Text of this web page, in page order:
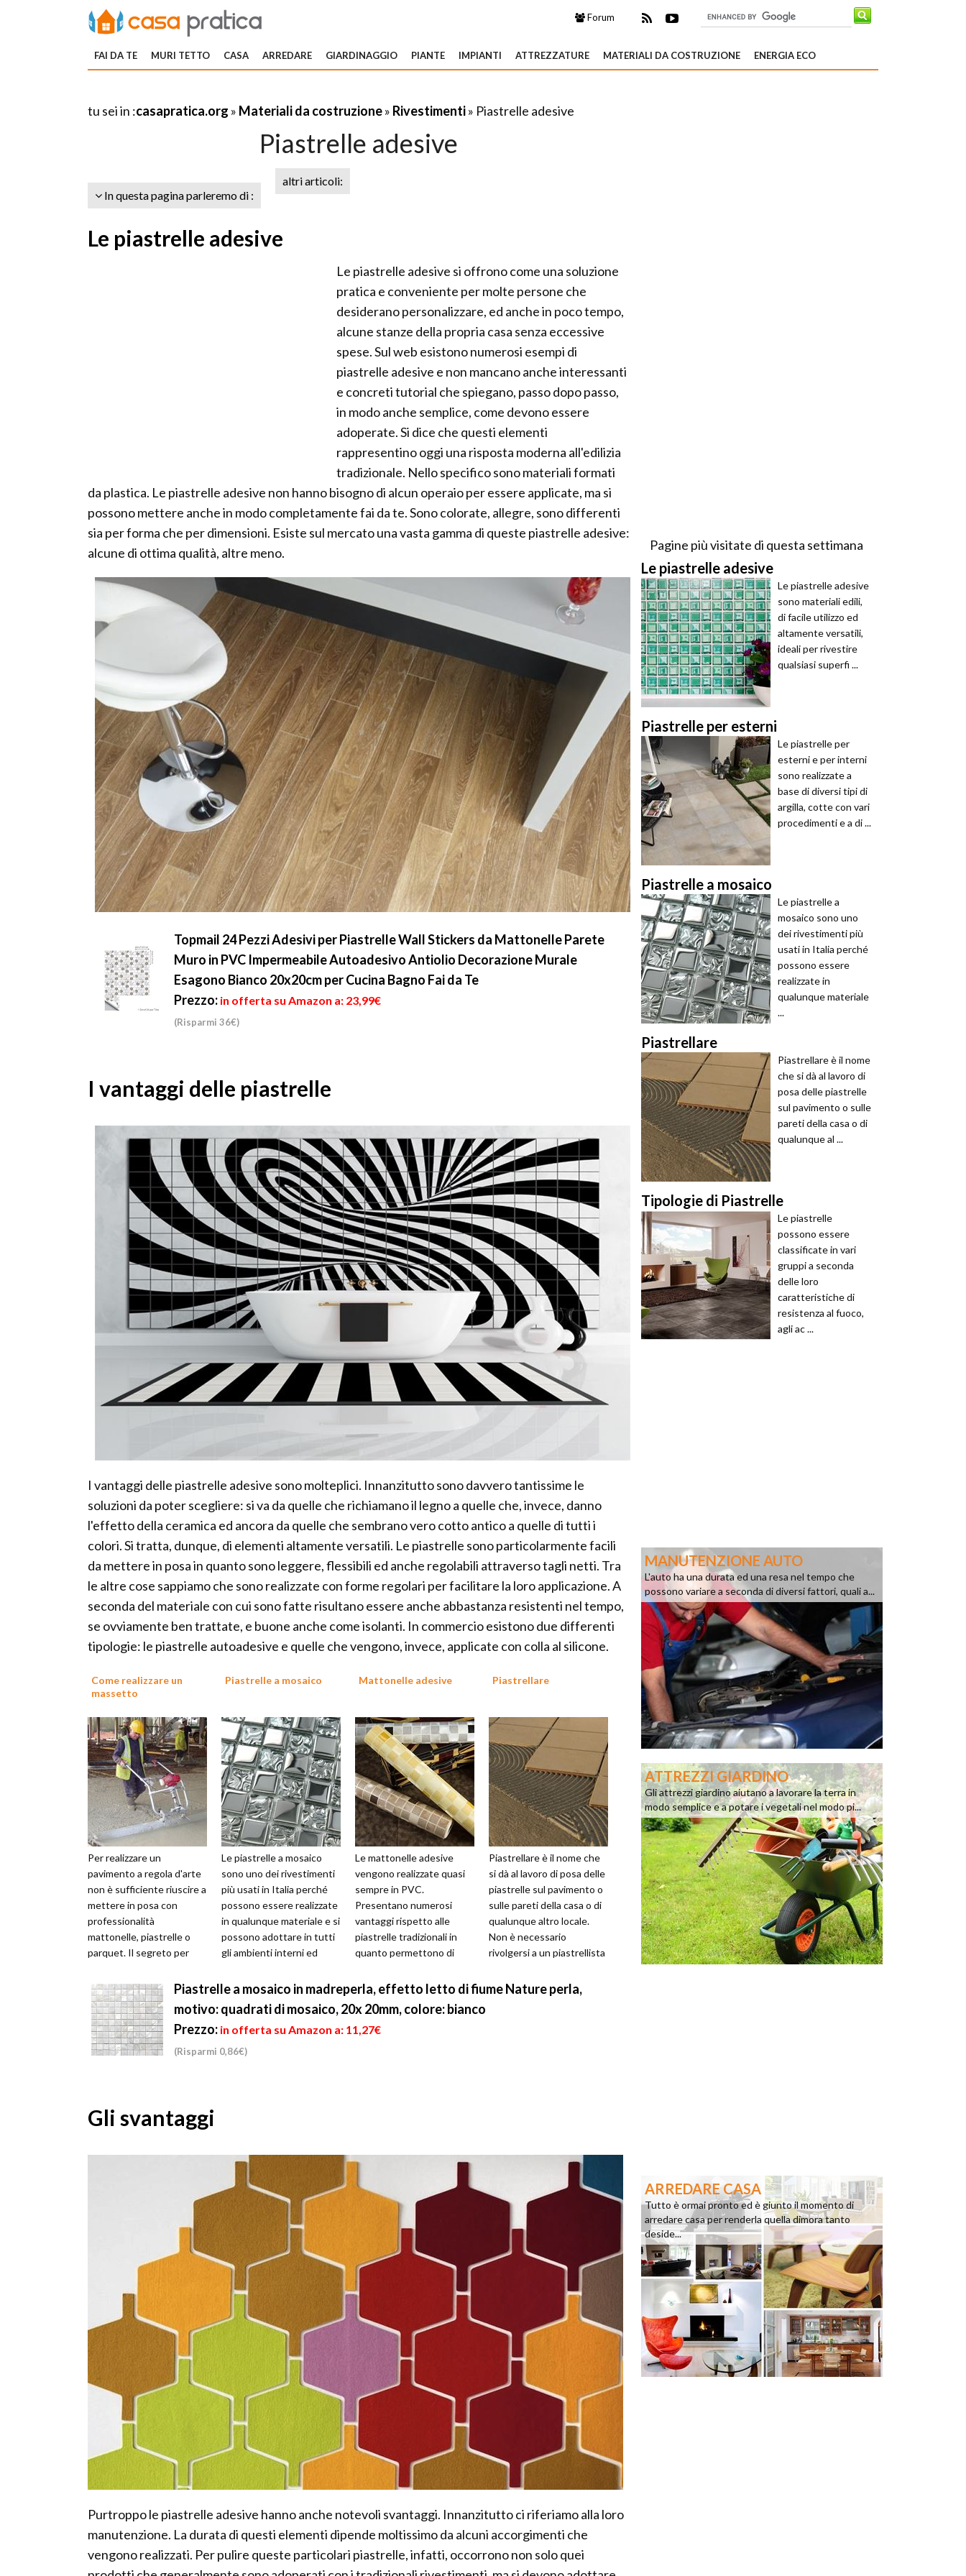
Forum
FAI DA TE MURI TETTO CASA ARREDARE GIARDINAGGIO PIANTE IMPIANTI ATTREZZATURE MATERIALI DA COSTRUZIONE ENERGIA ECO
tu sei in :casapratica.org » Materiali da costruzione» Rivestimenti» Piastrelle adesive
Piastrelle adesive
In questa pagina parleremo di :
altri articoli:
Le piastrelle adesive
Le piastrelle adesive si offrono come una soluzione
pratica e conveniente per molte persone che
desiderano personalizzare, ed anche in poco tempo,
alcune stanze della propria casa senza eccessive
spese. Sul web esistono numerosi esempi di
piastrelle adesive e non mancano anche interessanti
e concreti tutorial che spiegano, passo dopo passo,
in modo anche semplice, come devono essere
adoperate. Si dice che questi elementi
rappresentino oggi una risposta moderna all'edilizia
tradizionale. Nello specifico sono materiali formati
da plastica. Le piastrelle adesive non hanno bisogno di alcun operaio per essere applicate, ma si
possono mettere anche in modo completamente fai da te. Sono colorate, allegre, sono differenti
sia per forma che per dimensioni. Esiste sul mercato una vasta gamma di queste piastrelle adesive:
alcune di ottima qualità, altre meno.
Topmail 24 Pezzi Adesivi per Piastrelle Wall Stickers da Mattonelle Parete
Muro in PVC Impermeabile Autoadesivo Antiolio Decorazione Murale
Esagono Bianco 20x20cm per Cucina Bagno Fai da Te
Prezzo: in offerta su Amazon a: 23,99€
(Risparmi 36€)
I vantaggi delle piastrelle
I vantaggi delle piastrelle adesive sono molteplici. Innanzitutto sono davvero tantissime le
soluzioni da poter scegliere: si va da quelle che richiamano il legno a quelle che, invece, danno
l'effetto della ceramica ed ancora da quelle che sembrano vero cotto antico a quelle di tutti i
colori. Si tratta, dunque, di elementi altamente versatili. Le piastrelle sono particolarmente facili
da mettere in posa in quanto sono leggere, flessibili ed anche regolabili attraverso tagli netti. Tra
le altre cose sappiamo che sono realizzate con forme regolari per facilitare la loro applicazione. A
seconda del materiale con cui sono fatte risultano essere anche abbastanza resistenti nel tempo,
se ovviamente ben trattate, e buone anche come isolanti. In commercio esistono due differenti
tipologie: le piastrelle autoadesive e quelle che vengono, invece, applicate con colla al silicone.
Come realizzare un
massetto
Per realizzare un
pavimento a regola d'arte
non è sufficiente riuscire a
mettere in posa con
professionalità
mattonelle, piastrelle o
parquet. Il segreto per
uniforme e piano, già p...
Piastrelle a mosaico
Le piastrelle a mosaico
sono uno dei rivestimenti
più usati in Italia perché
possono essere realizzate
in qualunque materiale e si
possono adottare in tutti
gli ambienti interni ed
Mattonelle adesive
Le mattonelle adesive
vengono realizzate quasi
sempre in PVC.
Presentano numerosi
vantaggi rispetto alle
piastrelle tradizionali in
quanto permettono di
estremamente semplice
anche...
Piastrellare
Piastrellare è il nome che
si dà al lavoro di posa delle
piastrelle sul pavimento o
sulle pareti della casa o di
qualunque altro locale.
Non è necessario
rivolgersi a un piastrellista
Piastrelle a mosaico in madreperla, effetto letto di fiume Nature perla,
motivo: quadrati di mosaico, 20x 20mm, colore: bianco
Prezzo: in offerta su Amazon a: 11,27€
(Risparmi 0,86€)
Gli svantaggi
Purtroppo le piastrelle adesive hanno anche notevoli svantaggi. Innanzitutto ci riferiamo alla loro
manutenzione. La durata di questi elementi dipende moltissimo da alcuni accorgimenti che
vengono realizzati. Per pulire queste particolari piastrelle, infatti, occorrono non solo quei
Pagine più visitate di questa settimana
Le piastrelle adesive
Le piastrelle adesive
sono materiali edili,
di facile utilizzo ed
altamente versatili,
ideali per rivestire
qualsiasi superfi ...
Piastrelle per esterni
Le piastrelle per
esterni e per interni
sono realizzate a
base di diversi tipi di
argilla, cotte con vari
procedimenti e a di ...
Piastrelle a mosaico
Le piastrelle a
mosaico sono uno
dei rivestimenti più
usati in Italia perché
possono essere
realizzate in
qualunque materiale
...
Piastrellare
Piastrellare è il nome
che si dà al lavoro di
posa delle piastrelle
sul pavimento o sulle
pareti della casa o di
qualunque al ...
Tipologie di Piastrelle
Le piastrelle
possono essere
classificate in vari
gruppi a seconda
delle loro
caratteristiche di
resistenza al fuoco,
agli ac ...
MANUTENZIONE AUTO
L'auto ha una durata ed una resa nel tempo che
possono variare a seconda di diversi fattori, quali a...
ATTREZZI GIARDINO
Gli attrezzi giardino aiutano a lavorare la terra in
modo semplice e a potare i vegetali nel modo pi...
ARREDARE CASA
Tutto è ormai pronto ed è giunto il momento di
arredare casa per renderla quella dimora tanto
deside...